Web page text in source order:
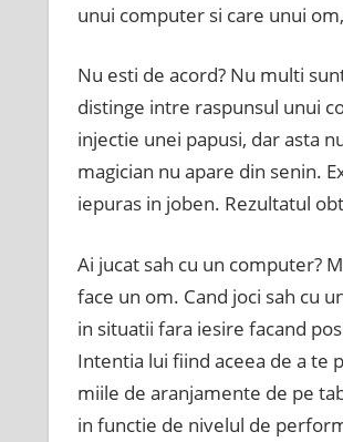
unui computer si care unui
Nu esti de acord? Nu multi
distinge intre raspunsul unui
injectie unei papusi, dar asta
magician nu apare din senin.
iepuras in joben. Rezultatul
Ai jucat sah cu un computer?
face un om. Cand joci sah cu
in situatii fara iesire facand
Intentia lui fiind aceea de a te
miile de aranjamente de pe
in functie de nivelul de